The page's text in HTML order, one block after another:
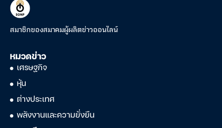
สมาชิกของสมาคมผู้ผลิตข่าวออนไลน์
หมวดข่าว
เศรษฐกิจ
หุ้น
ต่างประเทศ
พลังงานและความยั่งยืน